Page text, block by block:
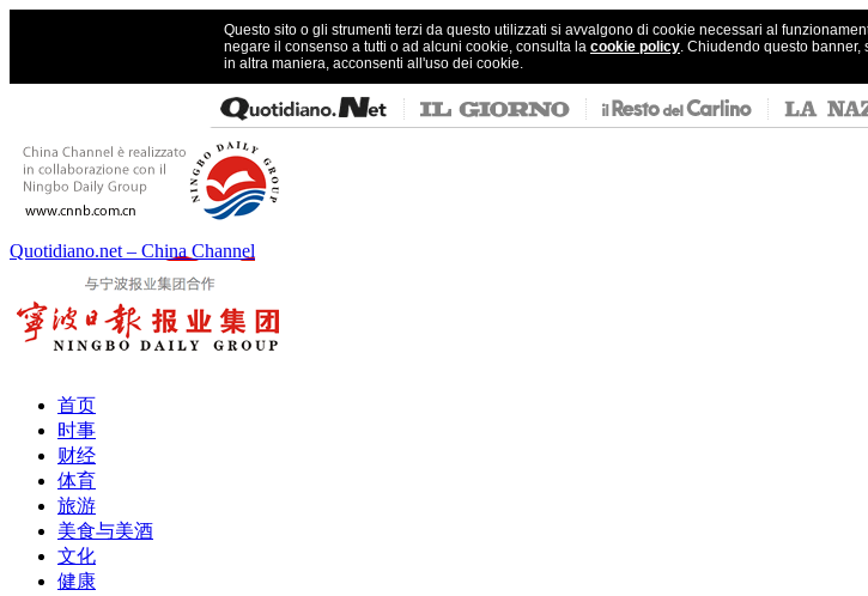
Questo sito o gli strumenti terzi da questo utilizzati si avvalgono di cookie necessari al
negare il consenso a tutti o ad alcuni cookie, consulta la cookie policy. Chiudendo questo
in altra maniera, acconsenti all'uso dei cookie.
Quotidiano.net – China Channel
首页
时事
财经
体育
旅游
美食与美酒
文化
健康